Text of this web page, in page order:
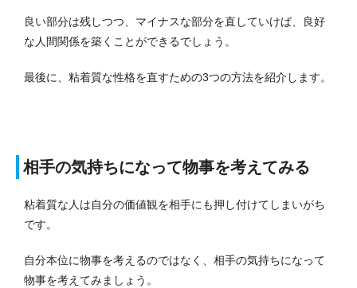
良い部分は残しつつ、マイナスな部分を直していけば、良好
な人間関係を築くことができるでしょう。
最後に、粘着質な性格を直すための3つの方法を紹介します。
相手の気持ちになって物事を考えてみる
粘着質な人は自分の価値観を相手にも押し付けてしまいがち
です。
自分本位に物事を考えるのではなく、相手の気持ちになって
物事を考えてみましょう。